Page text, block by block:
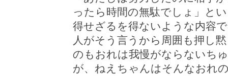
ったら時間の無駄でしょ」と
得せざるを得ないような内容
人がそう言うから周囲も押し
のもおれは我慢がならないち
が、ねえちゃんはそんなおれ